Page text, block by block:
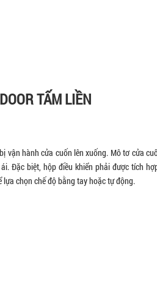
TẤM LIỀN
vận hành cửa cuốn lên xuống. Mô tơ cửa
Đặc biệt, hộp điều khiển phải được tích
chọn chế độ bằng tay hoặc tự động.